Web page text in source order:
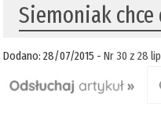
Siemoniak
Dodano: 28/07/2015 -Nr 30 z 28